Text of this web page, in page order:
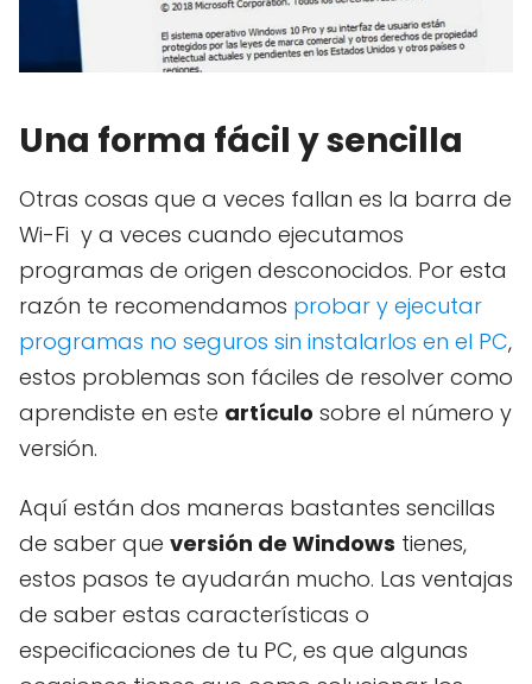
Una forma fácil y sencilla
Otras cosas que a veces fallan es la barra de
Wi-Fi y a veces cuando ejecutamos
programas de origen desconocidos. Por esta
razón te recomendamos probar y ejecutar
programas no seguros sin instalarlos en el PC,
estos problemas son fáciles de resolver como
aprendiste en este artículo sobre el número y
versión.
Aquí están dos maneras bastantes sencillas
de saber que versión de Windows tienes,
estos pasos te ayudarán mucho. Las ventajas
de saber estas características o
especificaciones de tu PC, es que algunas